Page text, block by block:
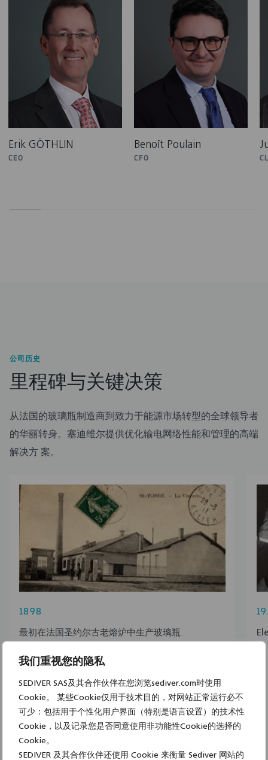
我们重视您的隐私
SEDIVER SAS及其合作伙伴在您浏览sediver.com时使用
Cookie。 某些Cookie仅用于技术目的，对网站正常运行必不
可少：包括用于个性化用户界面（特别是语言设置）的技术性
Cookie，以及记录您是否同意使用非功能性Cookie的选择的
Cookie。
SEDIVER 及其合作伙伴还使用 Cookie 来衡量 Sediver 网站的
Erik GÖTHLIN
CEO
Benoît Poulain
CFO
公司历史
里程碑与关键决策
从法国的玻璃瓶制造商到致力于能源市场转型的全球领导者
的华丽转身。塞迪维尔提供优化输电网络性能和管理的高端
解决方 案。
1898
最初在法国圣约尔古老熔炉中生产玻璃瓶